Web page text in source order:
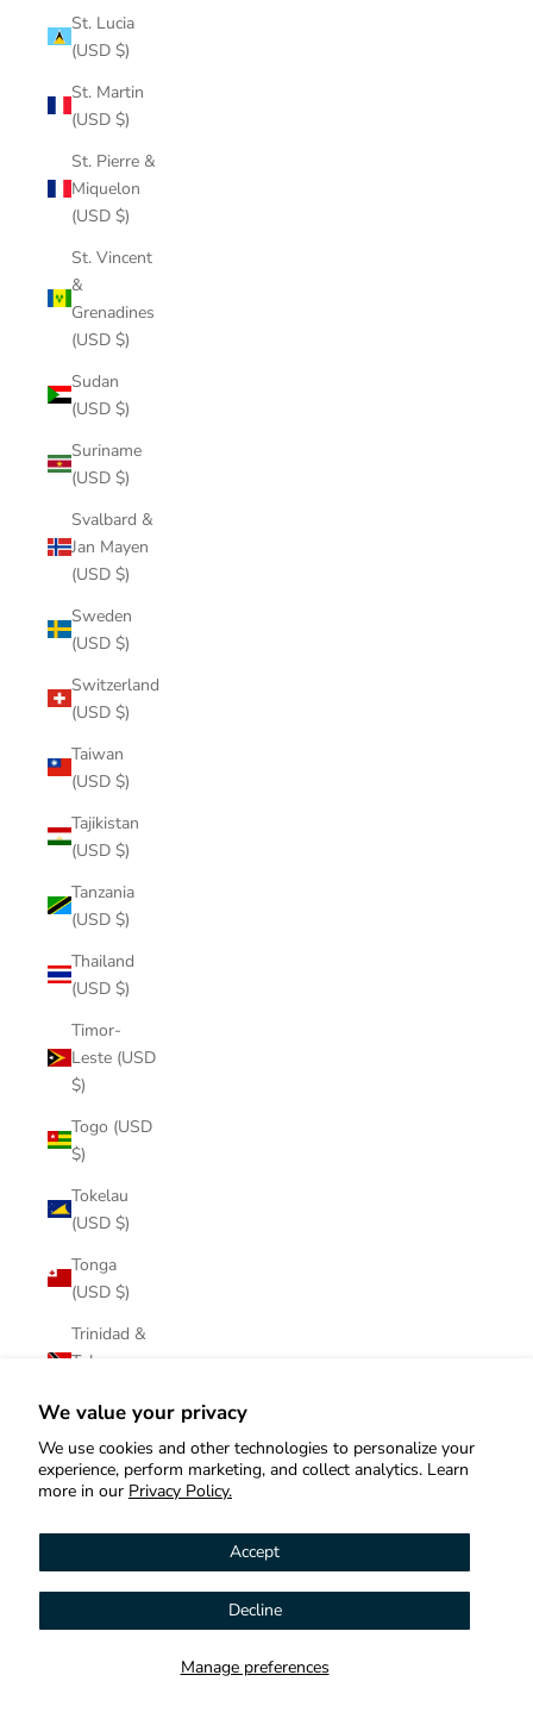
We value your privacy
We use cookies and other technologies to personalize your
experience, perform marketing, and collect analytics. Learn
more in our Privacy Policy.
Manage preferences
Accept
Decline
St. Lucia
(USD $)
St. Martin
(USD $)
St. Pierre &
Miquelon
(USD $)
St. Vincent
&
Grenadines
(USD $)
Sudan
(USD $)
Suriname
(USD $)
Svalbard &
Jan Mayen
(USD $)
Sweden
(USD $)
Switzerland
(USD $)
Taiwan
(USD $)
Tajikistan
(USD $)
Tanzania
(USD $)
Thailand
(USD $)
Timor-
Leste (USD
$)
Togo (USD
$)
Tokelau
(USD $)
Tonga
(USD $)
Trinidad &
Tobago
Tristan da
Cunha
(USD $)
Türkiye